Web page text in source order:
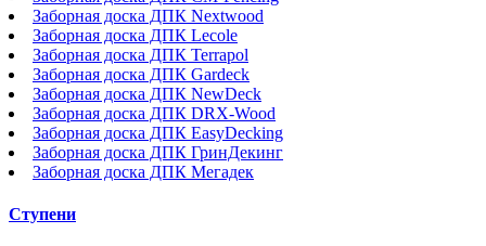
Заборная доска ДПК Nextwood
Заборная доска ДПК Lecole
Заборная доска ДПК Terrapol
Заборная доска ДПК Gardeck
Заборная доска ДПК NewDeck
Заборная доска ДПК DRX-Wood
Заборная доска ДПК EasyDecking
Заборная доска ДПК ГринДекинг
Заборная доска ДПК Мегадек
Ступени